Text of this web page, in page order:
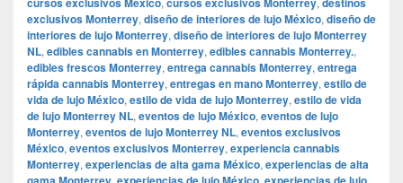
exclusivos Monterrey, diseño de interiores de lujo México, diseño de
interiores de lujo Monterrey, diseño de interiores de lujo Monterrey
NL, edibles cannabis en Monterrey, edibles cannabis Monterrey.,
edibles frescos Monterrey, entrega cannabis Monterrey, entrega
rápida cannabis Monterrey, entregas en mano Monterrey, estilo de
vida de lujo México, estilo de vida de lujo Monterrey, estilo de vida
de lujo Monterrey NL, eventos de lujo México, eventos de lujo
Monterrey, eventos de lujo Monterrey NL, eventos exclusivos
México, eventos exclusivos Monterrey, experiencia cannabis
Monterrey, experiencias de alta gama México, experiencias de alta
, ,